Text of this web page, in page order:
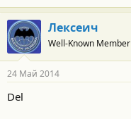
Лексеич
Well-Known Member
24 Май 2014
Del